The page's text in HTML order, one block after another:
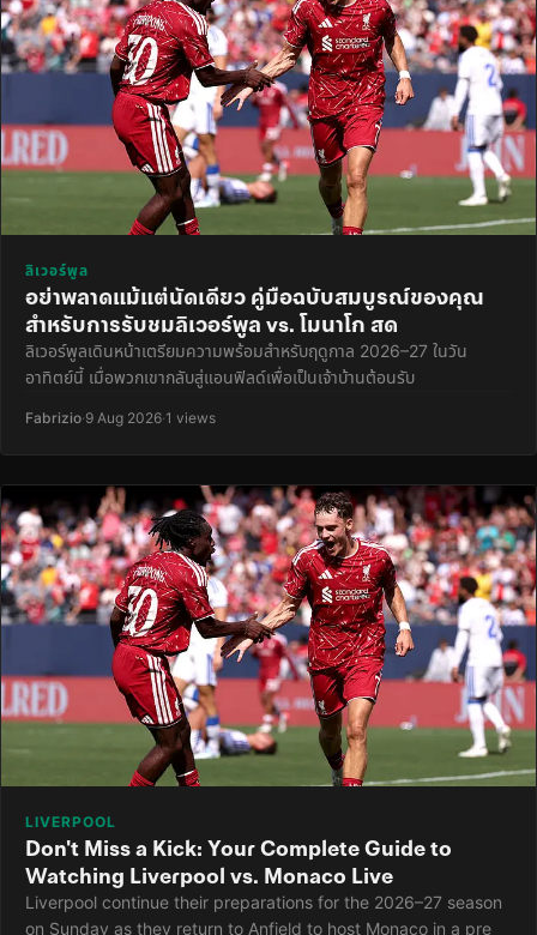
ลิเวอร์พูล
อย่าพลาดแม้แต่นัดเดียว คู่มือฉบับสมบูรณ์ของคุณ
สำหรับการรับชมลิเวอร์พูล vs. โมนาโก สด
ลิเวอร์พูลเดินหน้าเตรียมความพร้อมสำหรับฤดูกาล 2026–27 ในวัน
อาทิตย์นี้ เมื่อพวกเขากลับสู่แอนฟิลด์เพื่อเป็นเจ้าบ้านต้อนรับ
Fabrizio·9 Aug 2026·1 views
LIVERPOOL
Don't Miss a Kick: Your Complete Guide to
Watching Liverpool vs. Monaco Live
Liverpool continue their preparations for the 2026–27 season
on Sunday as they return to Anfield to host Monaco in a pre